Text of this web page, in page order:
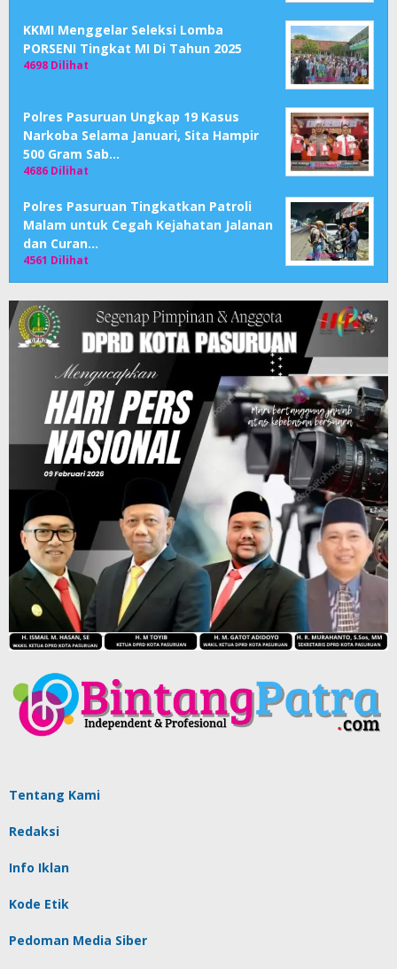
KKMI Menggelar Seleksi Lomba
PORSENI Tingkat MI Di Tahun 2025
4698 Dilihat
Polres Pasuruan Ungkap 19 Kasus
Narkoba Selama Januari, Sita Hampir
500 Gram Sab…
4686 Dilihat
Polres Pasuruan Tingkatkan Patroli
Malam untuk Cegah Kejahatan Jalanan
dan Curan…
4561 Dilihat
Tentang Kami
Redaksi
Info Iklan
Kode Etik
Pedoman Media Siber